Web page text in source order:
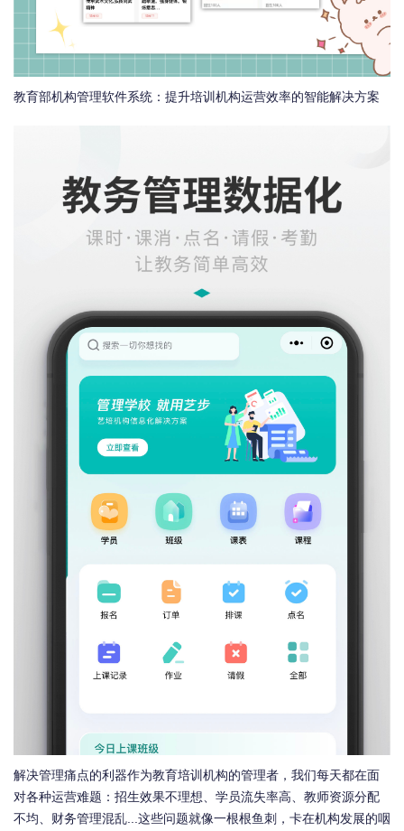
教育部机构管理软件系统：提升培训机构运营效率的智能解决方案
解决管理痛点的利器作为教育培训机构的管理者，我们每天都在面
对各种运营难题：招生效果不理想、学员流失率高、教师资源分配
不均、财务管理混乱...这些问题就像一根根鱼刺，卡在机构发展的咽